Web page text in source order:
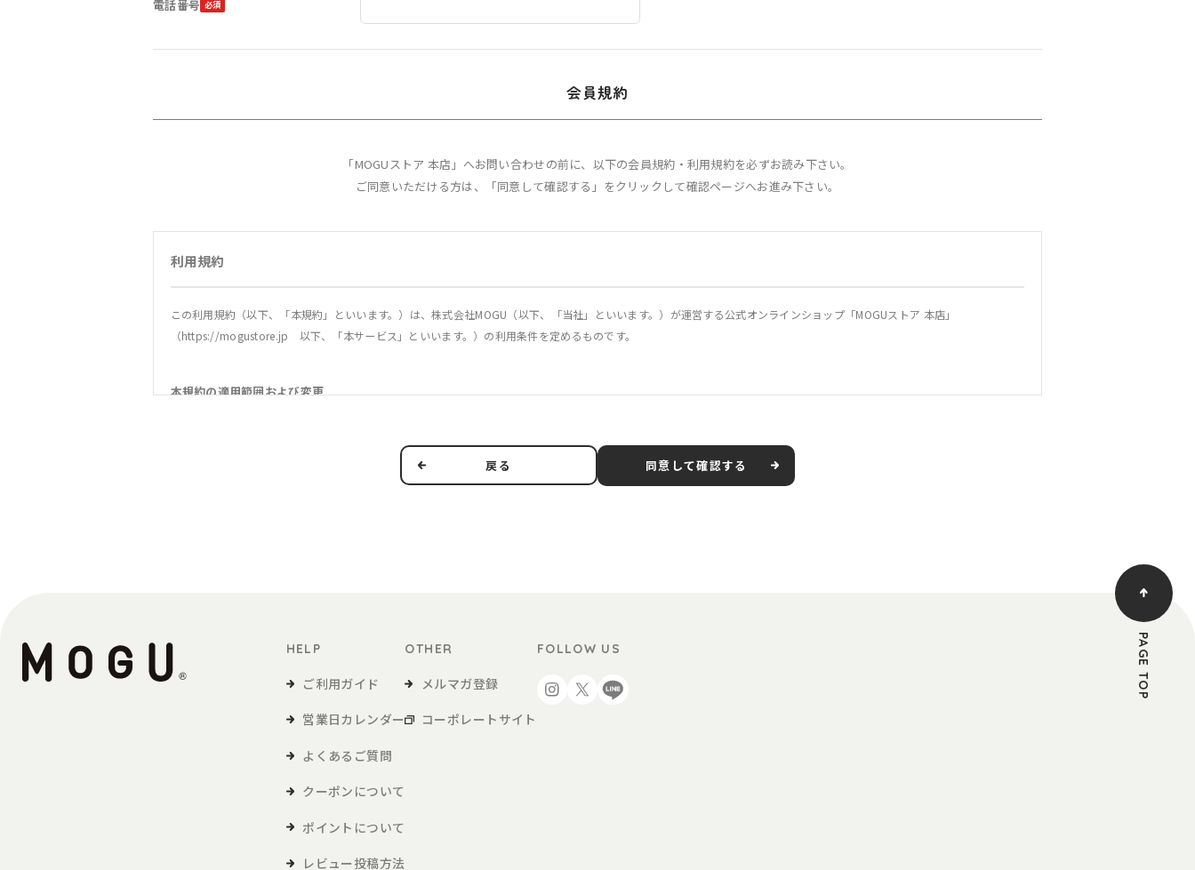
電話番号
会員規約
「MOGUストア 本店」へお問い合わせの前に、以下の会員規約・利用規約を必ずお読み下さい。
ご同意いただける方は、「同意して確認する」をクリックして確認ページへお進み下さい。
利用規約
この利用規約（以下、「本規約」といいます。）は、株式会社MOGU（以下、「当社」といいます。）が運営する公式オンラインショップ「MOGUストア 本店」
（https://mogustore.jp 以下、「本サービス」といいます。）の利用条件を定めるものです。
本規約の適用範囲および変更
2．当社は、法令の改正、社会情勢の変化その他の事情により、本規約を変更する必要が生じた場合には、適用法令に従い、本規約を変更することができます。この場合、当
社は、本サイトへの掲載等の方法により、本規約を変更する旨、変更後の本規約の内容および変更の効力発生日を利用者に通知します。
1．利用者は、本規約に同意の上、本規約および当社が別途定めるご利用ガイドなどに従い、本サービスを利用するものとします。
2．利用者が未成年の場合、法定代理人の同意を得た上で、本サービスを利用するものとします。
1．利用者は、本サービスを利用するにあたり、会員登録申請を行うものとします。
3．当社は、利用登録の申請者に以下の事由があると判断した場合、利用登録の申請を承認しないことがあり、その理由については一切の開示義務を負わないものとします。
・本規約に違反したことがある者からの申請である場合
同意して確認する
戻る
HELP
ご利用ガイド
営業日カレンダー
よくあるご質問
クーポンについて
ポイントについて
レビュー投稿方法
OTHER
メルマガ登録
コーポレートサイト
FOLLOW US PAGE TOP